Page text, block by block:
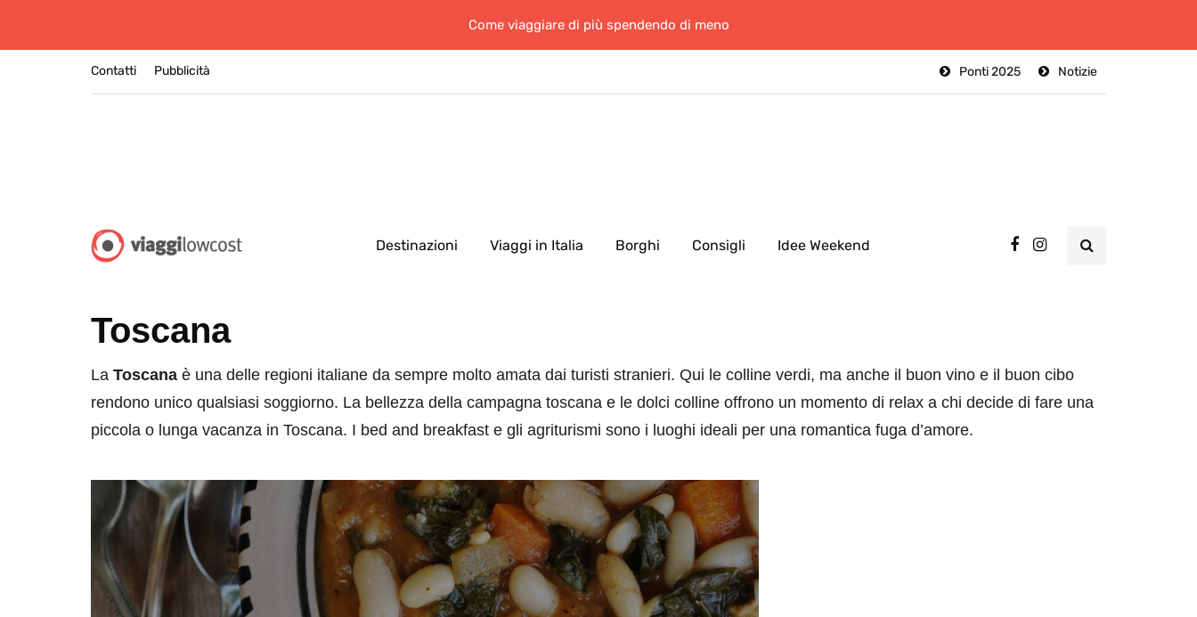
Come viaggiare di più spendendo di meno
Contatti Notizie
Ponti 2025
Pubblicità
Destinazioni Viaggi in Italia Borghi Consigli Idee Weekend
Toscana
La Toscana è una delle regioni italiane da sempre molto amata dai turisti stranieri. Qui le colline verdi, ma anche il buon vino e il buon cibo
rendono unico qualsiasi soggiorno. La bellezza della campagna toscana e le dolci colline offrono un momento di relax a chi decide di fare una
piccola o lunga vacanza in Toscana. I bed and breakfast e gli agriturismi sono i luoghi ideali per una romantica fuga d’amore.